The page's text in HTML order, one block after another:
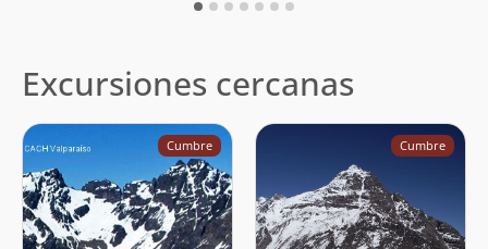
es espectacular, sobre todo al parque andino juncal. Salida
Excursiones cercanas
Cumbre Cumbre